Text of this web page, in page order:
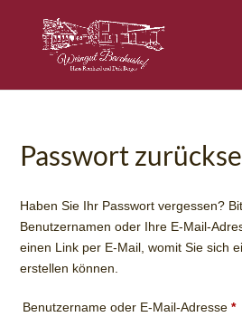
Passwort
Haben Sie Ihr Passwort vergessen?
Benutzernamen oder Ihre E-Mail-
einen Link per E-Mail, womit Sie sich
erstellen können.
Benutzername oder E-Mail-Adresse*